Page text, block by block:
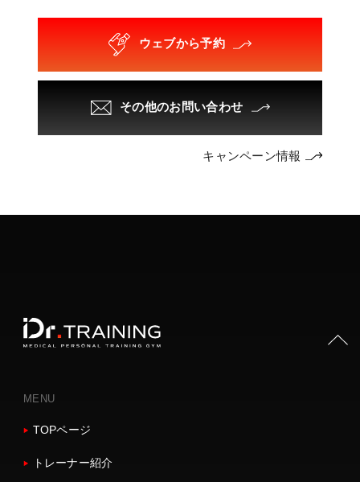
ウェブから予約
その他のお問い合わせ
キャンペーン情報
MENU
TOPページ
トレーナー紹介